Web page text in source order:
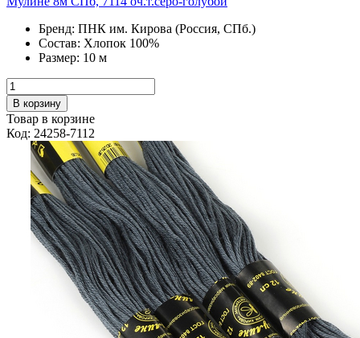
Бренд: ПНК им. Кирова (Россия, СПб.)
Состав: Хлопок 100%
Размер: 10 м
В корзину
Товар в корзине
Код: 24258-7112